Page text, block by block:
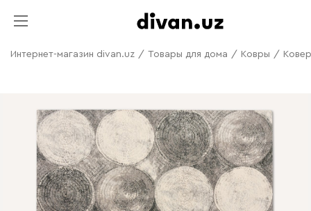
Интернет-магазин divan.uz / Товары для дома / Ковры /